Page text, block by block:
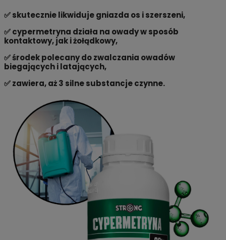
✅ skutecznie likwiduje gniazda os i szerszeni,
✅ cypermetryna działa na owady w sposób
kontaktowy, jak i żołądkowy,
✅ środek polecany do zwalczania owadów
biegających i latających,
✅ zawiera, aż 3 silne substancje czynne.